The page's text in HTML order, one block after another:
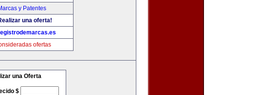
y Patentes
una oferta!
ofertas
una Oferta
$